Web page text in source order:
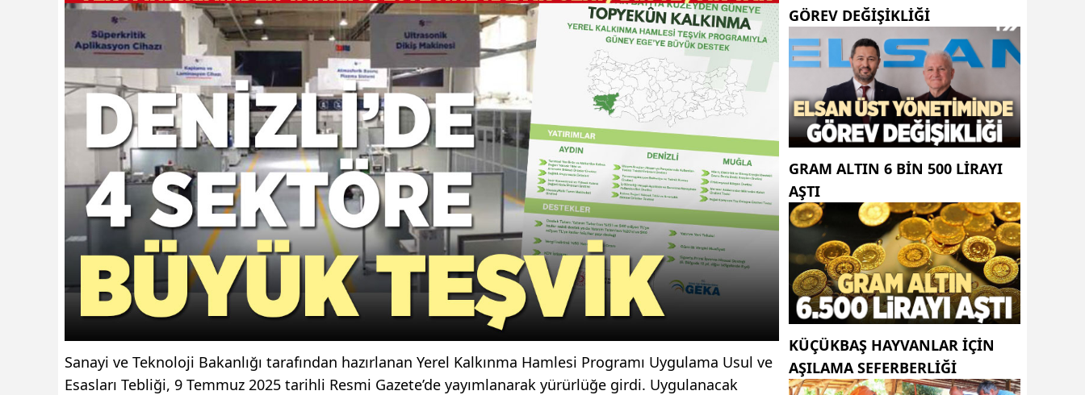
Sanayi ve Teknoloji Bakanlığı tarafından hazırlanan Yerel Kalkınma Hamlesi Programı Uygulama Usul ve
Esasları Tebliği, 9 Temmuz 2025 tarihli Resmi Gazete’de yayımlanarak yürürlüğe girdi. Uygulanacak
GÖREV DEĞIŞIKLIĞI
GRAM ALTIN 6 BIN 500 LIRAYI
AŞTI
KÜÇÜKBAŞ HAYVANLAR İÇİN
AŞILAMA SEFERBERLİĞİ